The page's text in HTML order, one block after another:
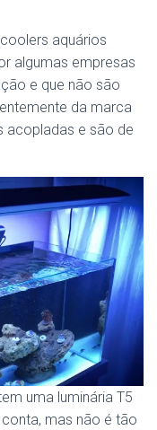
aquários
algumas empresas
e que não são
da marca
acopladas e são de
uma luminária T5
mas não é tão